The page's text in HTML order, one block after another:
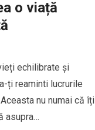
o viață
echilibrate și
ți reaminti lucrurile
nu numai că îți
asupra…